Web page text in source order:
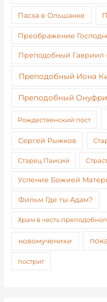
Пасха в Ольшанке
Преображение
Преподобный Гавриил
Преподобный Иона
Преподобный
Рождественский пост
Сергей Рыжков
Старец Паисий
Успение Божией
Фильм Где ты Адам?
Храм в честь
новомученики
постриг